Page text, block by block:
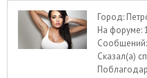
Город:
На форуме:
Сообщений:
Сказал(а)